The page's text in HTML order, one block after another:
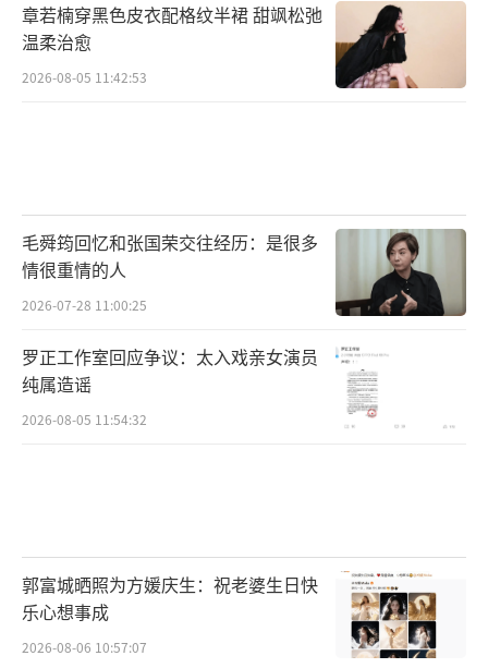
章若楠穿黑色皮衣配格纹半裙 甜飒松弛
温柔治愈
2026-08-05 11:42:53
毛舜筠回忆和张国荣交往经历：是很多
情很重情的人
2026-07-28 11:00:25
罗正工作室回应争议：太入戏亲女演员
纯属造谣
2026-08-05 11:54:32
郭富城晒照为方媛庆生：祝老婆生日快
乐心想事成
2026-08-06 10:57:07